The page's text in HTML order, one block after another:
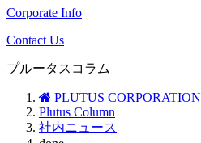
Corporate Info
Contact Us
プルータスコラム
PLUTUS CORPORATION
Plutus Column
社内ニュース